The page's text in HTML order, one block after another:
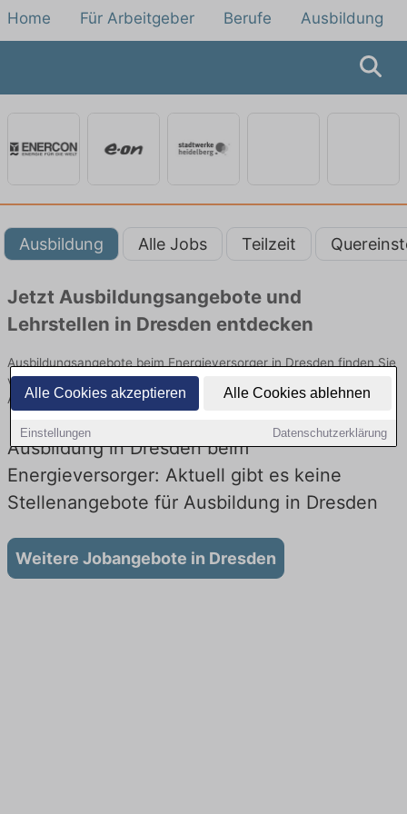
Alle Cookies akzeptieren Alle Cookies ablehnen
Einstellungen Datenschutzerklärung
Home Für Arbeitgeber Berufe Ausbildung
Ausbildung Alle Jobs Teilzeit
Jetzt Ausbildungsangebote und
Lehrstellen in Dresden entdecken
Ausbildungsangebote beim Energieversorger in Dresden finden Sie
von namhaften Firmen. Entdecken Sie freie Optionen von Top-
Arbeitgebern und bewerben Sie sich noch heute.
Ausbildung in Dresden beim
Energieversorger: Aktuell gibt es keine
Stellenangebote für Ausbildung in Dresden
Weitere Jobangebote in Dresden